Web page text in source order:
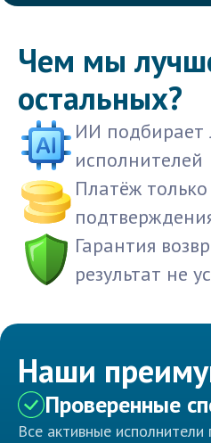
Чем мы
остальных?
ИИ подбирает
исполнителей
Платёж
Гарантия
результат не
Наши
Проверенные
Все активные